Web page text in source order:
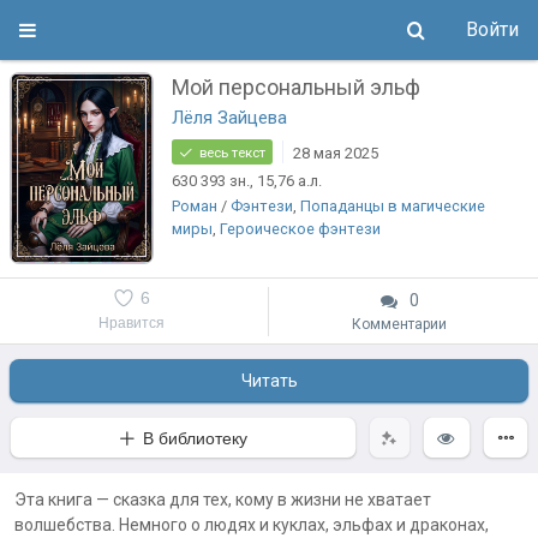
Войти
Мой персональный эльф
Лёля Зайцева
весь текст
28 мая 2025
630 393 зн., 15,76 а.л.
Роман / Фэнтези, Попаданцы в магические
миры, Героическое фэнтези
Нравится
6 0
Комментарии
Читать
В библиотеку
Эта книга — сказка для тех, кому в жизни не хватает
волшебства. Немного о людях и куклах, эльфах и драконах,